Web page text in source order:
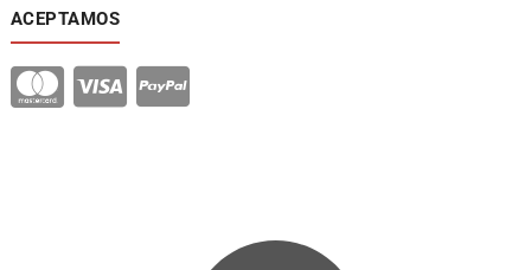
ACEPTAMOS